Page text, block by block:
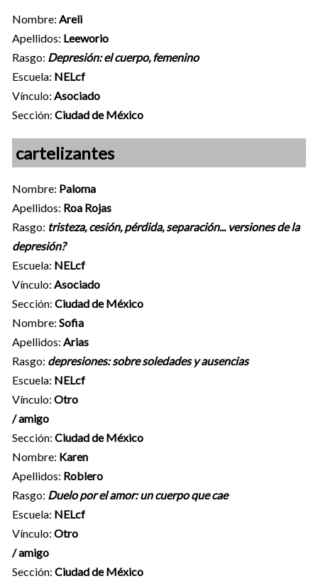
Nombre: Areli
Apellidos: Leeworio
Rasgo: Depresión: el cuerpo, femenino
Escuela: NELcf
Vínculo: Asociado
Sección: Ciudad de México
cartelizantes
Nombre: Paloma
Apellidos: Roa Rojas
Rasgo: tristeza, cesión, pérdida, separación... versiones de la
depresión?
Escuela: NELcf
Vínculo: Asociado
Sección: Ciudad de México
Nombre: Sofia
Apellidos: Arias
Rasgo: depresiones: sobre soledades y ausencias
Escuela: NELcf
Vínculo: Otro
/ amigo
Sección: Ciudad de México
Nombre: Karen
Apellidos: Roblero
Rasgo: Duelo por el amor: un cuerpo que cae
Escuela: NELcf
Vínculo: Otro
/ amigo
Sección: Ciudad de México